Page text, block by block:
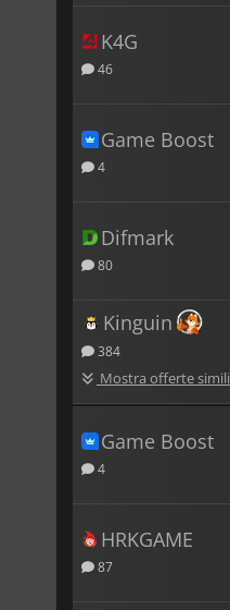
K4G
46
Game Boost
4
Difmark
80
Kinguin
384
Mostra offerte simili
Game Boost
4
HRKGAME
87